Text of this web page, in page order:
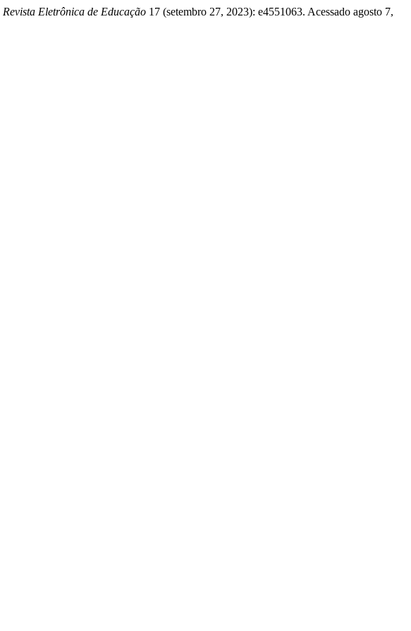
Revista Eletrônica de Educação 17 (setembro 27, 2023): e4551063. Acessado agosto 7,